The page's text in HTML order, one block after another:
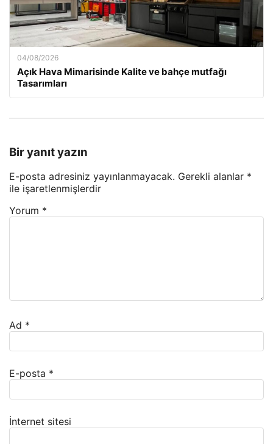
04/08/2026
Açık Hava Mimarisinde Kalite ve bahçe mutfağı
Tasarımları
Bir yanıt yazın
E-posta adresiniz yayınlanmayacak. Gerekli alanlar *
ile işaretlenmişlerdir
Yorum *
Ad *
E-posta *
İnternet sitesi